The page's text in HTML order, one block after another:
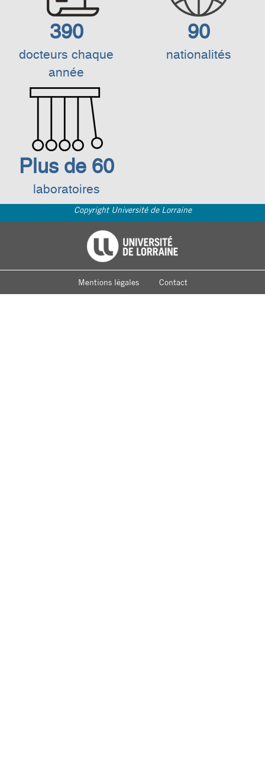
390
docteurs chaque
année
90
nationalités
Plus de 60
laboratoires
Copyright Université de Lorraine
Université de Lorraine
Mentions légales Contact